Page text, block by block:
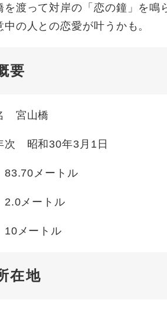
を渡って対岸の「恋の鐘」を鳴
中の人との恋愛が叶うかも。
要
宮山橋
次 昭和30年3月1日
メートル
メートル
メートル
在地